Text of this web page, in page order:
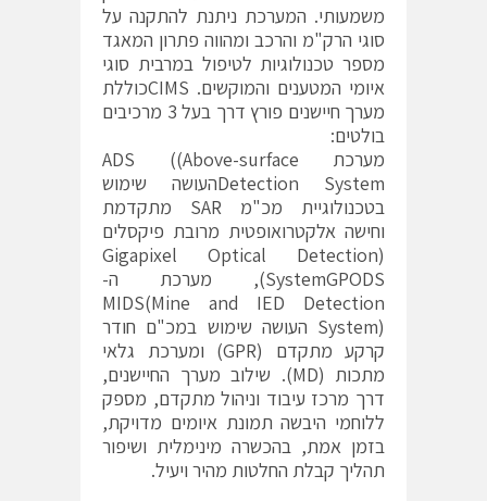
משמעותי. המערכת ניתנת להתקנה על
סוגי הרק"מ והרכב ומהווה פתרון המאגד
מספר טכנולוגיות לטיפול במרבית סוגי
איומי המטענים והמוקשים. CIMSכוללת
מערך חיישנים פורץ דרך בעל 3 מרכיבים
בולטים:
מערכת ADS ((Above-surface
Detection Systemהעושה שימוש
בטכנולוגיית מכ"מ SAR מתקדמת
וחישה אלקטרואופטית מרובת פיקסלים
(Gigapixel Optical Detection
SystemGPODS), מערכת ה-
MIDS(Mine and IED Detection
System) העושה שימוש במכ"ם חודר
קרקע מתקדם (GPR) ומערכת גלאי
מתכות (MD). שילוב מערך החיישנים,
דרך מרכז עיבוד וניהול מתקדם, מספק
ללוחמי היבשה תמונת איומים מדויקת,
בזמן אמת, בהכשרה מינימלית ושיפור
תהליך קבלת החלטות מהיר ויעיל.